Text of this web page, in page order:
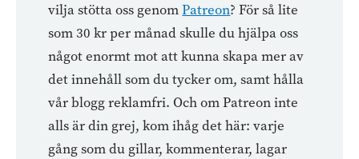
vilja stötta oss genomPatreon? För så lite
som 30 kr per månad skulle du hjälpa oss
något enormt mot att kunna skapa mer av
det innehåll som du tycker om, samt hålla
vår blogg reklamfri. Och om Patreon inte
alls är din grej, kom ihåg det här: varje
gång som du gillar, kommenterar, lagar